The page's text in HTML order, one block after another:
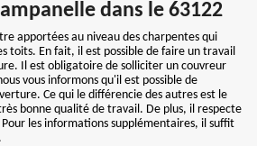
dans le 63122
apportées au niveau des charpentes qui
toits. En fait, il est possible de faire un travail
Il est obligatoire de solliciter un couvreur
vous informons qu'il est possible de
Ce qui le différencie des autres est le
bonne qualité de travail. De plus, il respecte
les informations supplémentaires, il suffit